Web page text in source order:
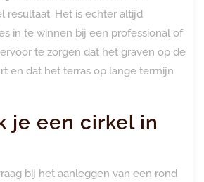
resultaat. Het is echter altijd
in te winnen bij een professional of
te zorgen dat het graven op de
en dat het terras op lange termijn
je een cirkel in
bij het aanleggen van een rond